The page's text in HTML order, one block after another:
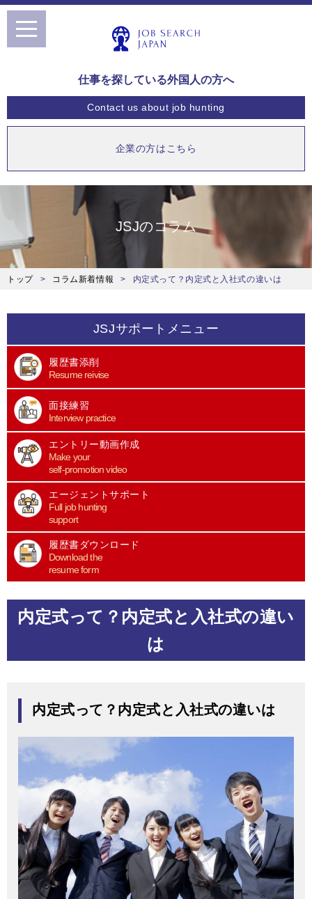
仕事を探している外国人の方へ
Contact usabout job hunting
企業の方はこちら
JSJのコラム
トップ コラム新着情報 内定式って？内定式と入社式の違いは
toggle
navigation
JSJサポートメニュー
履歴書添削
Resume reivise
面接練習
Interview practice
エントリー動画作成
Make your
self-promotion video
エージェントサポート
Full job hunting
support
履歴書ダウンロード
Download the
resume form
内定式って？内定式と入社式の違い
は
内定式って？内定式と入社式の違いは